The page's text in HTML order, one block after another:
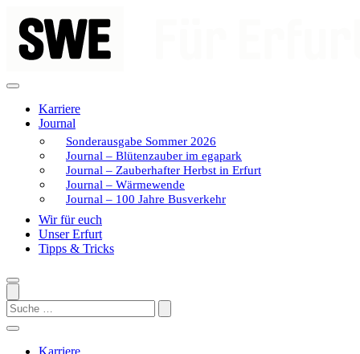
Inhalt
springen
Karriere
Journal
Sonderausgabe Sommer 2026
Journal – Blütenzauber im egapark
Journal – Zauberhafter Herbst in Erfurt
Journal – Wärmewende
Journal – 100 Jahre Busverkehr
Wir für euch
Unser Erfurt
Tipps & Tricks
Search
Karriere